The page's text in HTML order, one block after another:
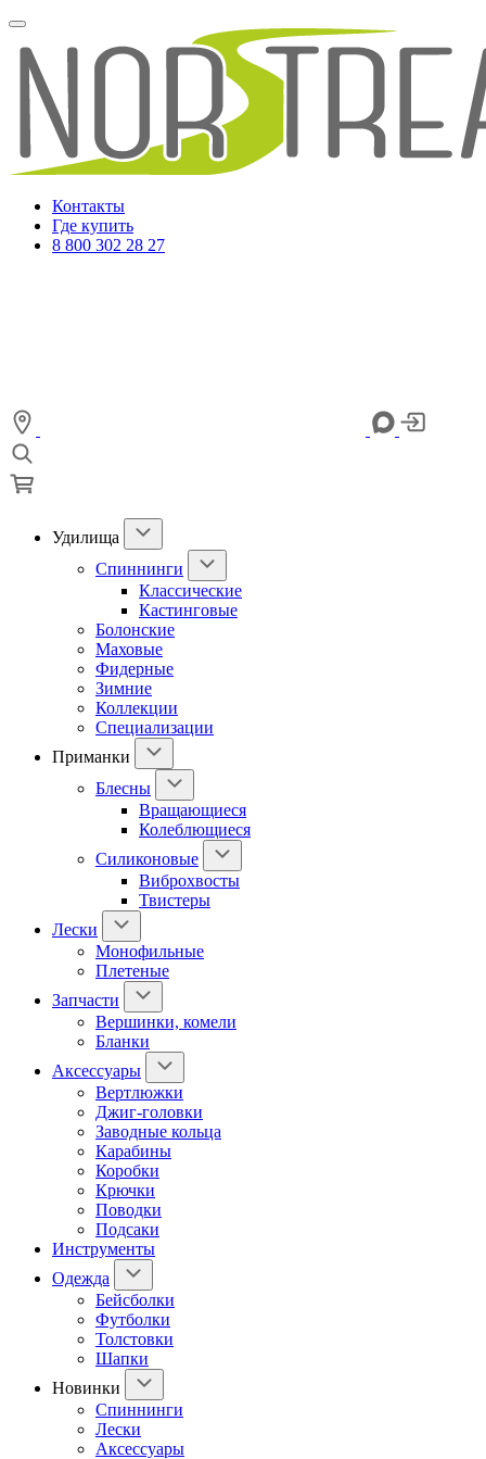
Контакты
Где купить
8 800 302 28 27
Удилища
Спиннинги
Классические
Кастинговые
Болонские
Маховые
Фидерные
Зимние
Коллекции
Специализации
Приманки
Блесны
Вращающиеся
Колеблющиеся
Силиконовые
Виброхвосты
Твистеры
Лески
Монофильные
Плетеные
Запчасти
Вершинки, комели
Бланки
Аксессуары
Вертлюжки
Джиг-головки
Заводные кольца
Карабины
Коробки
Крючки
Поводки
Подсаки
Инструменты
Одежда
Бейсболки
Футболки
Толстовки
Шапки
Новинки
Спиннинги
Лески
Аксессуары